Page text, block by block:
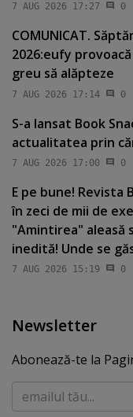
7 AUG 2026 17:27 0
COMUNICAT.
2026:eufy
greu să alăpteze
7 AUG 2026 17:14 0
S-a lansat Book
actualitatea prin
7 AUG 2026 17:00 0
E pe bune! Revista
în zeci de mii de
"Amintirea" aleasă
inedită! Unde se
7 AUG 2026 15:19 0
Newsletter
Abonează-te la